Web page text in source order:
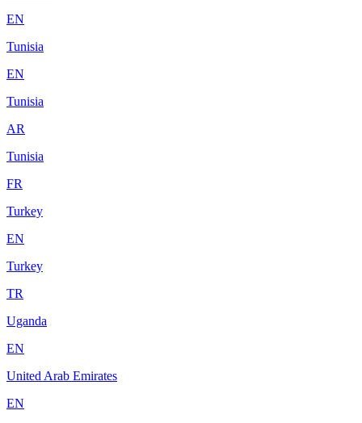
EN
Tunisia
EN
Tunisia
AR
Tunisia
FR
Turkey
EN
Turkey
TR
Uganda
EN
United Arab Emirates
EN